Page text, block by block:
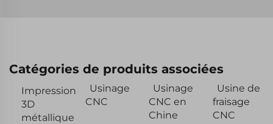
Catégories de produits associées
Impression
3D
métallique
Usinage
CNC
Usinage
CNC en
Chine
Usine de
fraisage
CNC